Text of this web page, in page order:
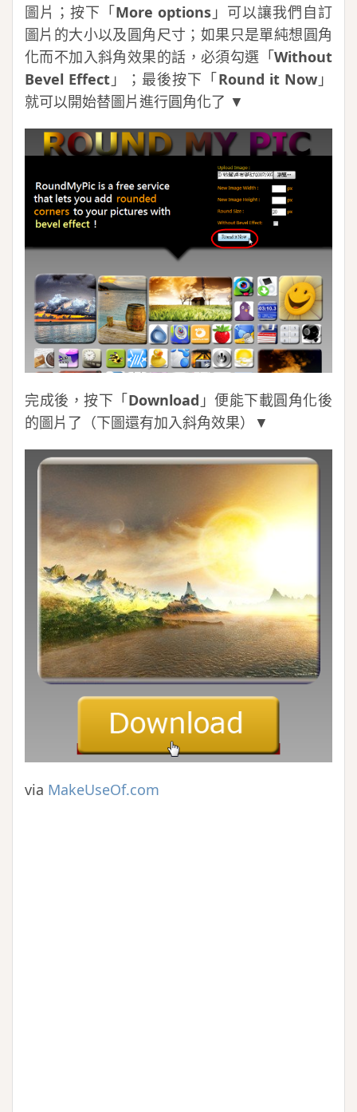
圖片；按下「More options 」可以讓我們自訂
圖片的大小以及圓角尺寸；如果只是單純想圓角
化而不加入斜角效果的話，必須勾選「Without
Bevel Effect 」；最後按下「Round it Now」
就可以開始替圖片進行圓角化了 ▼
完成後，按下「Download 」便能下載圓角化後
的圖片了（下圖還有加入斜角效果）▼
via MakeUseOf.com